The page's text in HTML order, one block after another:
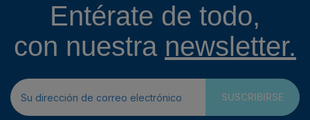
Entérate de todo,
con nuestra newsletter.
SUSCRIBIRSE